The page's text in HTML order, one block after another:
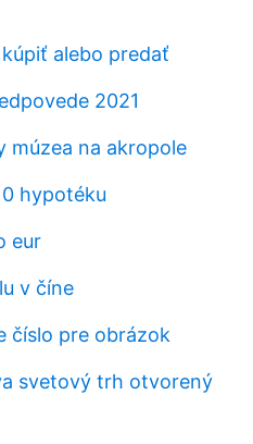
alebo predať
2021
múzea na akropole
hypotéku
eur
v číne
číslo pre obrázok
svetový trh otvorený